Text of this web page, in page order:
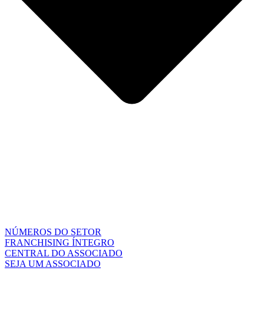
NÚMEROS DO SETOR
FRANCHISING ÍNTEGRO
CENTRAL DO ASSOCIADO
SEJA UM ASSOCIADO